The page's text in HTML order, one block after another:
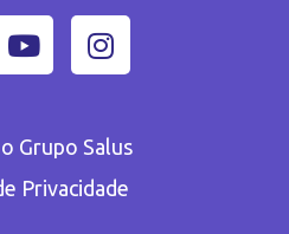
Grupo Salus
Privacidade